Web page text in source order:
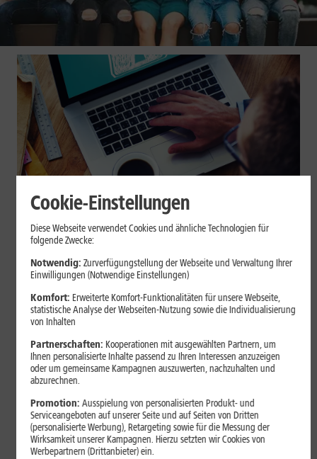
Internet zuhause
Browser-Erweiterungen sicher
nutzen: So erkennst Du
vertrauenswürdige Add-ons
Browser-Erweiterungen können praktisch sein, greifen aber je
nach Berechtigung tief in Deine Browserdaten ein. Der Beitrag
zeigt Dir, wie Du Add-ons vor der Installation prüfst und riskante
Erweiterungen erkennst.
Mehr erfahren
Cookie-Einstellungen
Diese Webseite verwendet Cookies und ähnliche Technologien für
folgende Zwecke:
Notwendig: Zurverfügungstellung der Webseite und Verwaltung Ihrer
Einwilligungen (Notwendige Einstellungen)
Komfort: Erweiterte Komfort-Funktionalitäten für unsere Webseite,
statistische Analyse der Webseiten-Nutzung sowie die Individualisierung
von Inhalten
Partnerschaften: Kooperationen mit ausgewählten Partnern, um
Ihnen personalisierte Inhalte passend zu Ihren Interessen anzuzeigen
oder um gemeinsame Kampagnen auszuwerten, nachzuhalten und
abzurechnen.
Promotion: Ausspielung von personalisierten Produkt- und
Serviceangeboten auf unserer Seite und auf Seiten von Dritten
(personalisierte Werbung), Retargeting sowie für die Messung der
Wirksamkeit unserer Kampagnen. Hierzu setzten wir Cookies von
Werbepartnern (Drittanbieter) ein.